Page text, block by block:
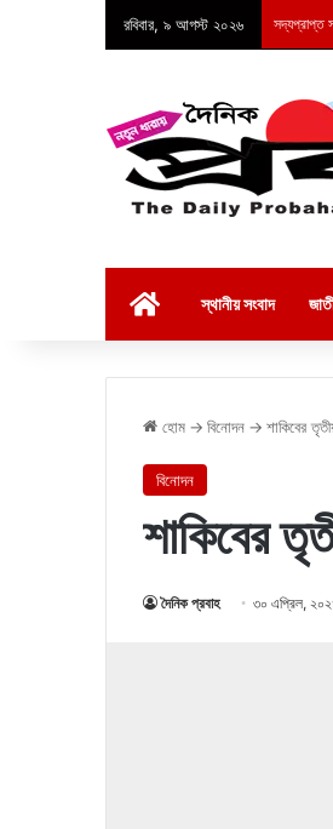
রবিবার, ৯ আগস্ট ২০২৬ সদ্যপ্রাপ্ত
স্থানীয় সংবাদ
হোম → বিনোদন → শাকিবের
বিনোদন
শাকিবের
দৈনিক প্রবাহ ৩০ এপ্রিল,